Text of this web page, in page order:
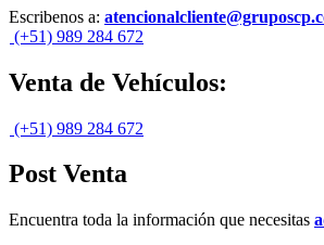
Escribenos a:
(+51) 989 284 672
Venta de Vehículos:
(+51) 989 284 672
Post Venta
Encuentra toda la información que necesitas